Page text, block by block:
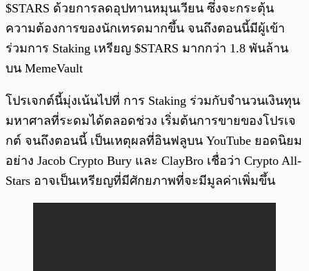
$STARS ด้วยการลดอุปทานหมุนเวียน ซึ่งจะกระตุ้น
ความต้องการของนักเทรดมากขึ้น จนถึงตอนนี้มีผู้เข้า
ร่วมการ Staking เหรียญ $STARS มากกว่า 1.8 พันล้าน
บน MemeVault
โปรเจกต์นี้มุ่งเน้นไปที่ การ Staking ร่วมกับจำนวนเงินทุน
มหาศาลที่ระดมได้ตลอดช่วง เริ่มต้นการขายของโปรเจ
กต์ จนถึงตอนนี้ เป็นเหตุผลที่อินฟลูบน YouTube ยอดนิยม
อย่าง Jacob Crypto Bury และ ClayBro เชื่อว่า Crypto All-
Stars อาจเป็นเหรียญที่มีศักยภาพที่จะมีมูลค่าเพิ่มขึ้น